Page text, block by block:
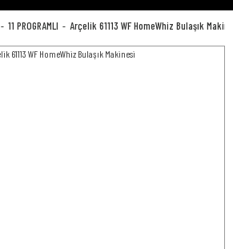
11 PROGRAMLI Arçelik 61113 WF HomeWhiz Bulaşık